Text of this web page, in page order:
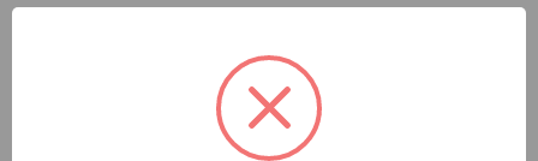
Elektromotor 230 V